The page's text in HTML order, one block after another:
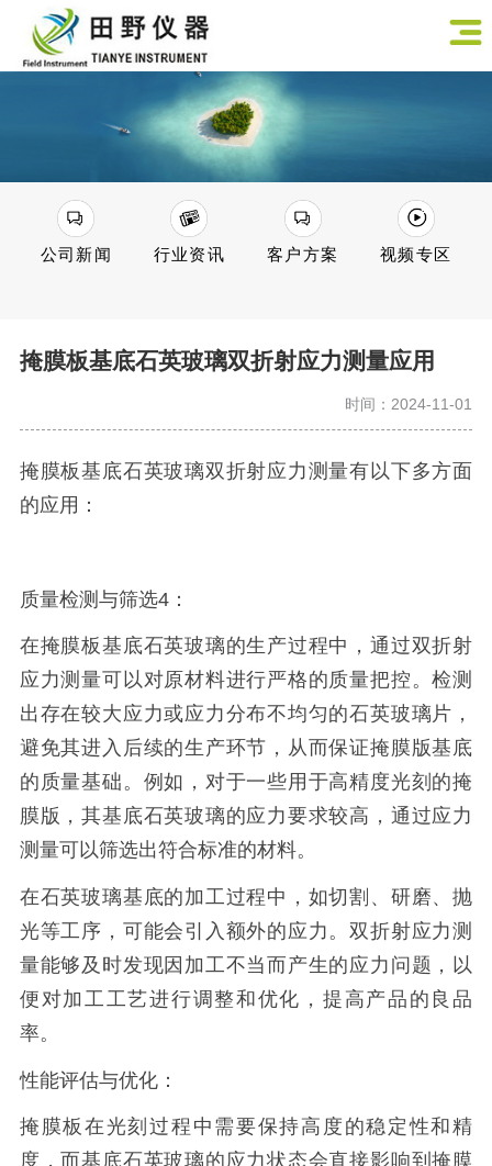
公司新闻 行业资讯 客户方案 视频专区
掩膜板基底石英玻璃双折射应力测量应用
时间：2024-11-01
掩膜板基底石英玻璃双折射应力测量有以下多方面
的应用：
质量检测与筛选4：
在掩膜板基底石英玻璃的生产过程中，通过双折射
应力测量可以对原材料进行严格的质量把控。检测
出存在较大应力或应力分布不均匀的石英玻璃片，
避免其进入后续的生产环节，从而保证掩膜版基底
的质量基础。例如，对于一些用于高精度光刻的掩
膜版，其基底石英玻璃的应力要求较高，通过应力
测量可以筛选出符合标准的材料。
在石英玻璃基底的加工过程中，如切割、研磨、抛
光等工序，可能会引入额外的应力。双折射应力测
量能够及时发现因加工不当而产生的应力问题，以
便对加工工艺进行调整和优化，提高产品的良品
率。
性能评估与优化：
掩膜板在光刻过程中需要保持高度的稳定性和精
度，而基底石英玻璃的应力状态会直接影响到掩膜